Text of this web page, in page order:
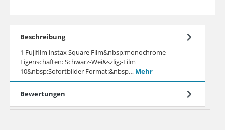
Beschreibung
1 Fujifilm instax Square Film&nbsp;monochrome
Eigenschaften: Schwarz-Wei&szlig;-Film
10&nbsp;Sofortbilder Format:&nbsp… Mehr
Bewertungen